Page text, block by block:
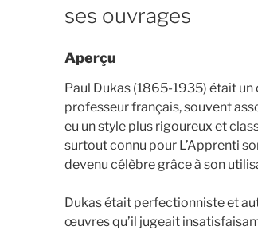
ses ouvrages
Aperçu
Paul Dukas (1865-1935) était
professeur français, souvent
eu un style plus rigoureux et
surtout connu pour L’Apprenti
devenu célèbre grâce à son
Dukas était perfectionniste et
œuvres qu’il jugeait